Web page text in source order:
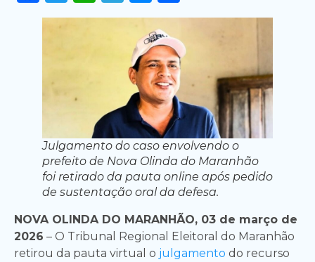
Julgamento do caso envolvendo o
prefeito de Nova Olinda do Maranhão
foi retirado da pauta online após pedido
de sustentação oral da defesa.
NOVA OLINDA DO MARANHÃO, 03 de março de
2026 – O Tribunal Regional Eleitoral do Maranhão
retirou da pauta virtual o julgamento do recurso